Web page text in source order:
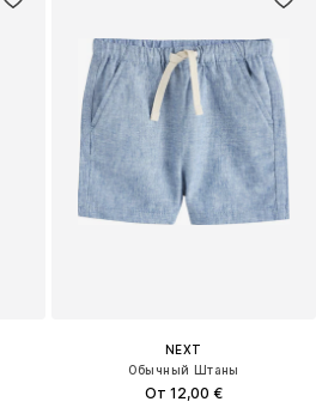
NEXT
Обычный Штаны
От 12,00 €